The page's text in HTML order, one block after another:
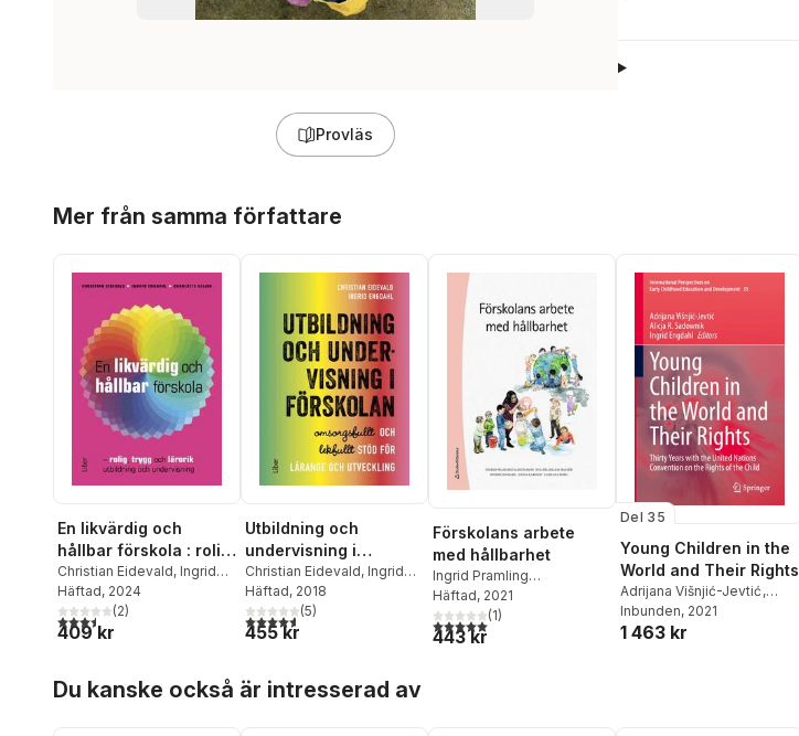
Provläs
Mer från samma författare
En likvärdig och
hållbar förskola : rolig,
trygg och lärorik
utbildning och
undervisning
Christian Eidevald, Ingrid
Engdahl ,Charlotte Geijer
Häftad, 2024
3,5utav 5 stjärnor. Totalt antal röster:
(2)
409 kr
Utbildning och
undervisning i
förskolan :
omsorgsfullt och
lekfullt stöd för
lärande och
Christian Eidevald, Ingrid
Engdahl
Häftad, 2018
4,6utav 5 stjärnor. Totalt antal röster:
(5)
455 kr
Förskolans arbete
med hållbarhet
Ingrid Pramling
Samuelsson
Ingrid Engdahl
Larsson,
Häftad, 2021
5,0utav 5 stjärnor. Totalt antal röster:
(1)
443 kr
Del 35
Young Children in the
World and Their Rights
Adrijana Višnjić-Jevtić ,
Alicja R. Sadownik
Engdahl
Inbunden, 2021
1 463 kr
Du kanske också är intresserad av